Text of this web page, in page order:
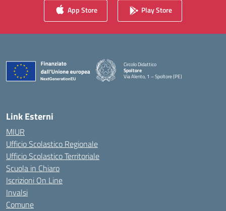
App Store Play Store
Circolo Didattico
Spoltore
Via Alento, 1 – Spoltore (PE)
— Visita la pagina iniziale della scuola
Link Esterni
MIUR
Ufficio Scolastico Regionale
Ufficio Scolastico Territoriale
Scuola in Chiaro
Iscrizioni On Line
Invalsi
Comune